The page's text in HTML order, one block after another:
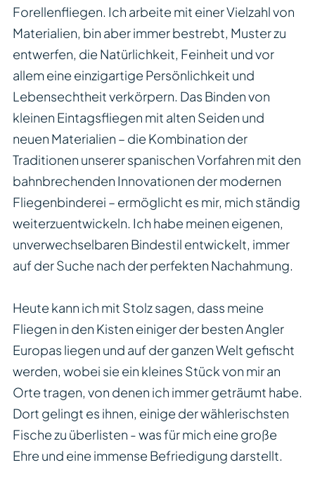
Forellenfliegen. Ich arbeite mit einer Vielzahl von
Materialien, bin aber immer bestrebt, Muster zu
entwerfen, die Natürlichkeit, Feinheit und vor
allem eine einzigartige Persönlichkeit und
Lebensechtheit verkörpern. Das Binden von
kleinen Eintagsfliegen mit alten Seiden und
neuen Materialien – die Kombination der
Traditionen unserer spanischen Vorfahren mit den
bahnbrechenden Innovationen der modernen
Fliegenbinderei – ermöglicht es mir, mich ständig
weiterzuentwickeln. Ich habe meinen eigenen,
unverwechselbaren Bindestil entwickelt, immer
auf der Suche nach der perfekten Nachahmung.
Heute kann ich mit Stolz sagen, dass meine
Fliegen in den Kisten einiger der besten Angler
Europas liegen und auf der ganzen Welt gefischt
werden, wobei sie ein kleines Stück von mir an
Orte tragen, von denen ich immer geträumt habe.
Dort gelingt es ihnen, einige der wählerischsten
Fische zu überlisten - was für mich eine große
Ehre und eine immense Befriedigung darstellt.